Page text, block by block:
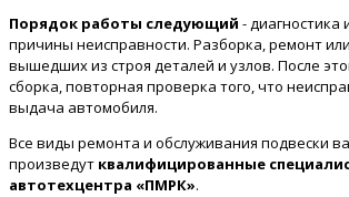
Порядок работы следующий - диагностика
причины неисправности. Разборка, ремонт
вышедших из строя деталей и узлов. После
сборка, повторная проверка того, что
выдача автомобиля.
Все виды ремонта и обслуживания подвески
произведут квалифицированные
автотехцентра «ПМРК».